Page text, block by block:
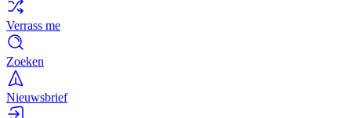
Verrass me
Zoeken
Nieuwsbrief